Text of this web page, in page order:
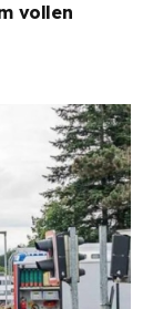
vollen